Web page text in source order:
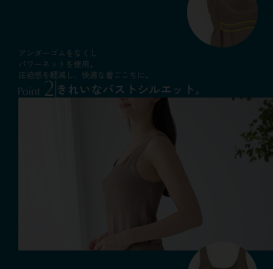
アンダーゴムをなくし
パワーネットを使用。
圧迫感を軽減し、 快適な着ごこちに。
きれいなバストシルエット。